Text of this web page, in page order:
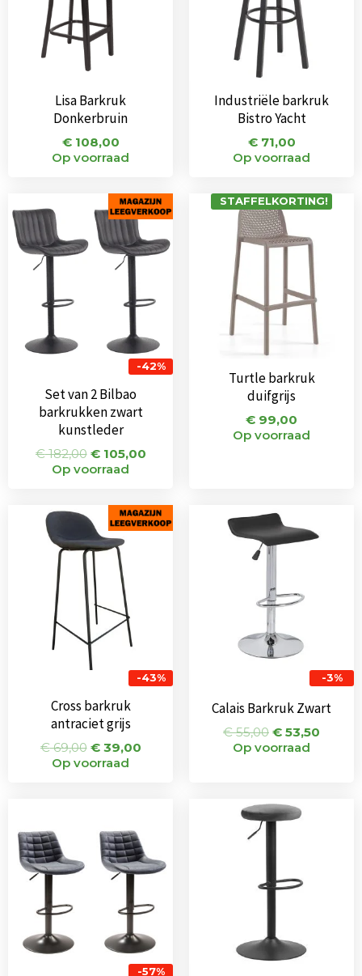
Lisa Barkruk
Donkerbruin
€108,00
Op voorraad
Industriële barkruk
Bistro Yacht
€71,00
Op voorraad
-42%
Set van 2 Bilbao
barkrukken zwart
kunstleder
€182,00
Oorspronkelijke
prijs
was:
€ 182,00.
€105,00
Huidige
prijs
€ 105,00.
Op voorraad
STAFFELKORTING!
Turtle barkruk
duifgrijs
€ 99,00
Op voorraad
-43%
Cross barkruk
antraciet grijs
€69,00
Oorspronkelijke
prijs
was:
€ 69,00.
€39,00
Huidige
prijs
Op voorraad
-3%
Calais Barkruk Zwart
€55,00
prijs
was:
€ 55,00.
€ 53,50
Op voorraad
-57%
was:
€ 270,00.€ 117,00.